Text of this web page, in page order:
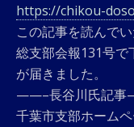
https://chikou-
この記事を読んで
総支部会報131号で
が届きました。
——–長谷川氏
千葉市支部ホーム